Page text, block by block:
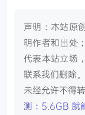
声明：本站原
明作者和出处
代表本站立场
联系我们删除。
未经允许不得
测：5.6GB 就